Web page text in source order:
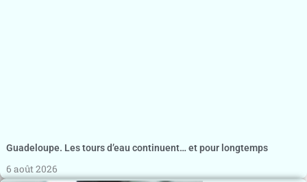
Guadeloupe. Les tours d’eau continuent… et pour longtemps
6 août 2026